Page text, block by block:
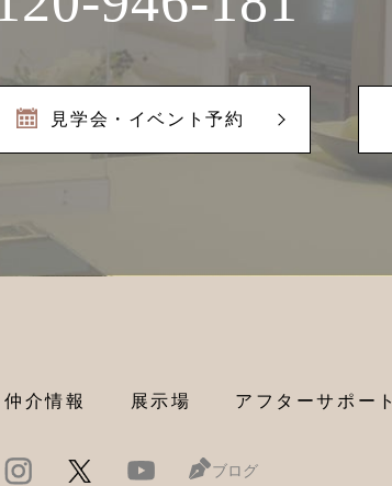
見学会・イベント予約
仲介情報 展示場 アフターサポート
ブログ